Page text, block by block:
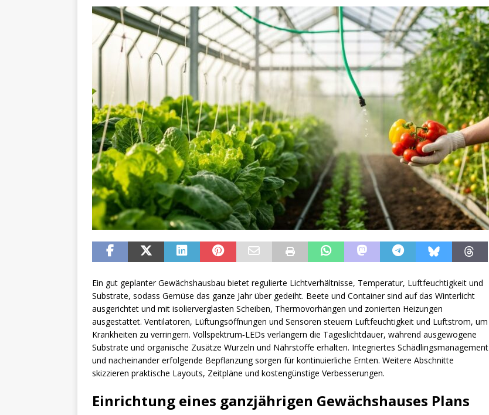
Ein gut geplanter Gewächshausbau bietet regulierte Lichtverhältnisse, Temperatur, Luftfeuchtigkeit und
Substrate, sodass Gemüse das ganze Jahr über gedeiht. Beete und Container sind auf das Winterlicht
ausgerichtet und mit isolierverglasten Scheiben, Thermovorhängen und zonierten Heizungen
ausgestattet. Ventilatoren, Lüftungsöffnungen und Sensoren steuern Luftfeuchtigkeit und Luftstrom, um
Krankheiten zu verringern. Vollspektrum‑LEDs verlängern die Tageslichtdauer, während ausgewogene
Substrate und organische Zusätze Wurzeln und Nährstoffe erhalten. Integriertes Schädlingsmanagement
und nacheinander erfolgende Bepflanzung sorgen für kontinuierliche Ernten. Weitere Abschnitte
skizzieren praktische Layouts, Zeitpläne und kostengünstige Verbesserungen.
Einrichtung eines ganzjährigen Gewächshauses Plans